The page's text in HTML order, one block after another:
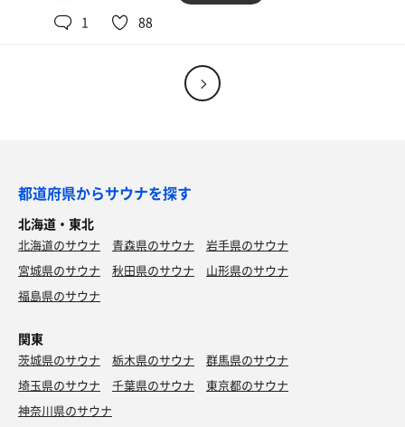
全く手を抜かず、問答無用でバシバシとお代わりお見舞い
一発でファンになりました♪
簡単に潰れ早めの就寝。
翌朝ウナ、浴場は湯煙で視界ほぼゼロ。
まだ暗い露天風呂で温まり、2セット目にメディテーショ
ンサウナ。1人になったタイミングで場所移動し、セルフ
ロウリュ♪
った。
サ室は8名程。アロマ水は青リンゴ。
2台のストーブにゆっくりと水をかけると「ジュワ〜〜
ただ熱波は3回とも顔面には来ず…下半身にフワッと優し
い風。。
今後の成長に期待し感謝の拍手で〆。
湯上り、生ビール中（300ml）650円…
ツマミは塩昆布キャベツ。
このチケット、どうすれば有効に使えるのか一瞬脳裏を駆
3月末までか。
そんなこんなで安定の3セット。
今日は3人組の若さ溢れるグループが多く、彼らの会話に
湯上り、まずは生ビール大と枝豆。
ツマミは初めて発注する『本日のおすすめアジフライ2
尾』
アジフライには申し訳ない程度に添えられたタルタルソー
1 88
都道府県からサウナを探す
北海道・東北
北海道のサウナ 青森県のサウナ
岩手県のサウナ
宮城県のサウナ
秋田県のサウナ
山形県のサウナ
福島県のサウナ
関東
茨城県のサウナ 栃木県のサウナ
群馬県のサウナ
埼玉県のサウナ
千葉県のサウナ
東京都のサウナ
神奈川県のサウナ